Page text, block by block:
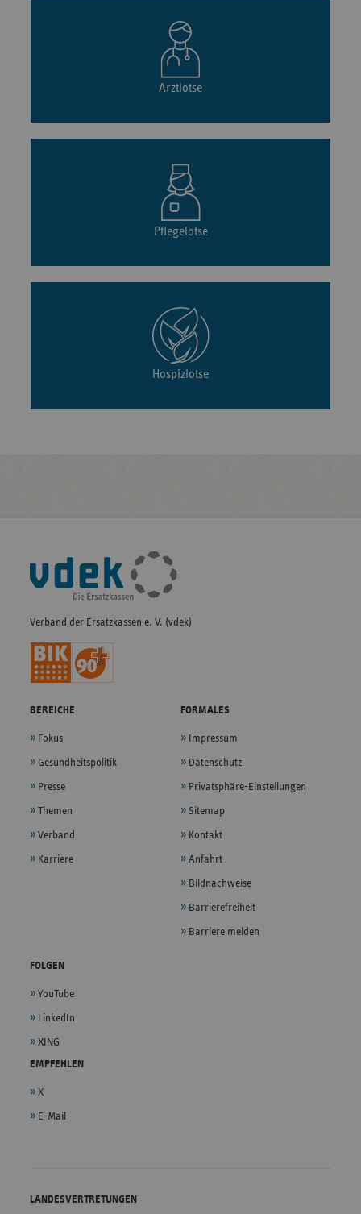
Arztlotse
Pflegelotse
Hospizlotse
Fußleisten-
Navigation
Verband der Ersatzkassen e. V. (vdek)
BEREICHE
Fokus
Gesundheitspolitik
Presse
Themen
Verband
Karriere
FORMALES
Impressum
Datenschutz
Privatsphäre-Einstellungen
Sitemap
Kontakt
Anfahrt
Bildnachweise
Barrierefreiheit
Barriere melden
FOLGEN
YouTube
LinkedIn
XING
EMPFEHLEN
X
E-Mail
LANDESVERTRETUNGEN